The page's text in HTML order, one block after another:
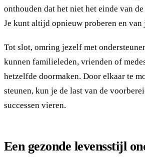
onthouden dat het niet het einde van
Je kunt altijd opnieuw proberen en van
Tot slot, omring jezelf met
kunnen familieleden, vrienden of
hetzelfde doormaken. Door elkaar te
steunen, kun je de last van de
successen vieren.
Een gezonde levensstijl